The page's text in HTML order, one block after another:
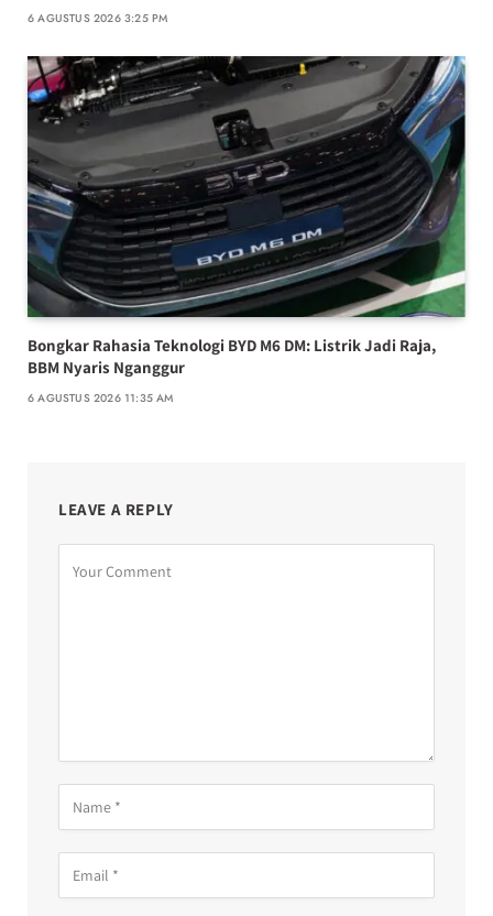
6 AGUSTUS 2026 3:25 PM
Bongkar Rahasia Teknologi BYD M6 DM: Listrik Jadi Raja,
BBM Nyaris Nganggur
6 AGUSTUS 2026 11:35 AM
LEAVE A REPLY